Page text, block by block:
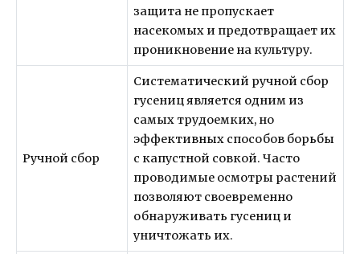
защита не пропускает
насекомых и предотвращает их
проникновение на культуру.
Ручной сбор
Систематический ручной сбор
гусениц является одним из
самых трудоемких, но
эффективных способов борьбы
с капустной совкой. Часто
проводимые осмотры растений
позволяют своевременно
обнаруживать гусениц и
уничтожать их.